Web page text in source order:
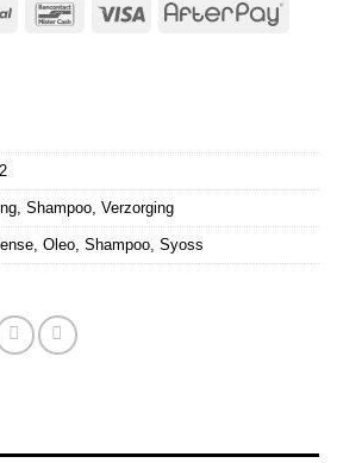
PayPal Bancontact
Visa
, Shampoo, Verzorging
, Oleo, Shampoo, Syoss